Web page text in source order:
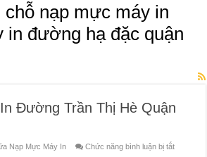
chỗ nạp mực máy in
in đường hạ đặc quận
Đường Trần Thị Hè Quận
Nạp Mực Máy In Chức năng bình luận bị tắtở